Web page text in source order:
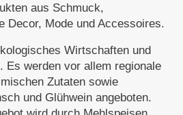
aus Schmuck,
Decor, Mode und Accessoires.
Wirtschaften und
Es werden vor allem regionale
Zutaten sowie
und Glühwein angeboten.